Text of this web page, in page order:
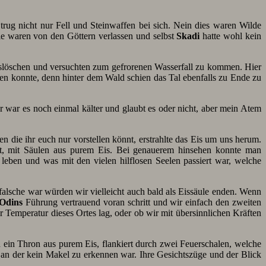
nicht nur Fell und Steinwaffen bei sich. Nein dies waren Wilde
waren von den Göttern verlassen und selbstSkadi hatte wohl kein
und versuchten zum gefrorenen Wasserfall zu kommen. Hier
konnte, denn hinter dem Wald schien das Tal ebenfalls zu Ende zu
es noch einmal kälter und glaubt es oder nicht, aber mein Atem
ihr euch nur vorstellen könnt, erstrahlte das Eis um uns herum.
Säulen aus purem Eis. Bei genauerem hinsehen konnte man
und was mit den vielen hilflosen Seelen passiert war, welche
war würden wir vielleicht auch bald als Eissäule enden. Wenn
Führung vertrauend voran schritt und wir einfach den zweiten
dieses Ortes lag, oder ob wir mit übersinnlichen Kräften
Thron aus purem Eis, flankiert durch zwei Feuerschalen, welche
der kein Makel zu erkennen war. Ihre Gesichtszüge und der Blick